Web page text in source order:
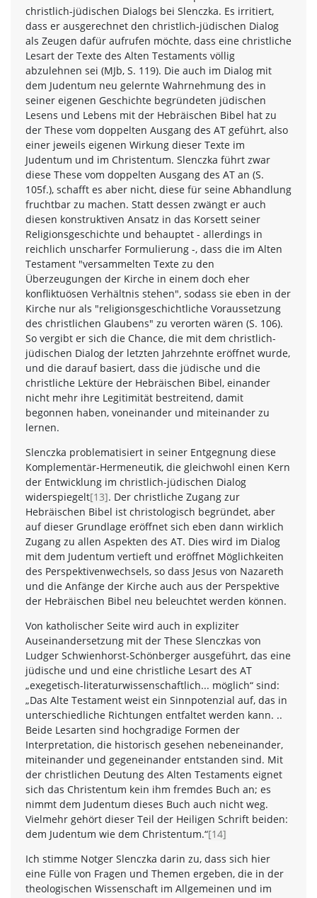
christlich-jüdischen Dialogs bei Slenczka. Es irritiert,
dass er ausgerechnet den christlich-jüdischen Dialog
als Zeugen dafür aufrufen möchte, dass eine christliche
Lesart der Texte des Alten Testaments völlig
abzulehnen sei (MJb, S. 119). Die auch im Dialog mit
dem Judentum neu gelernte Wahrnehmung des in
seiner eigenen Geschichte begründeten jüdischen
Lesens und Lebens mit der Hebräischen Bibel hat zu
der These vom doppelten Ausgang des AT geführt, also
einer jeweils eigenen Wirkung dieser Texte im
Judentum und im Christentum. Slenczka führt zwar
diese These vom doppelten Ausgang des AT an (S.
105f.), schafft es aber nicht, diese für seine Abhandlung
fruchtbar zu machen. Statt dessen zwängt er auch
diesen konstruktiven Ansatz in das Korsett seiner
Religionsgeschichte und behauptet - allerdings in
reichlich unscharfer Formulierung -, dass die im Alten
Testament "versammelten Texte zu den
Überzeugungen der Kirche in einem doch eher
konfliktuösen Verhältnis stehen", sodass sie eben in der
Kirche nur als "religionsgeschichtliche Voraussetzung
des christlichen Glaubens" zu verorten wären (S. 106).
So vergibt er sich die Chance, die mit dem christlich-
jüdischen Dialog der letzten Jahrzehnte eröffnet wurde,
und die darauf basiert, dass die jüdische und die
christliche Lektüre der Hebräischen Bibel, einander
nicht mehr ihre Legitimität bestreitend, damit
begonnen haben, voneinander und miteinander zu
lernen.
Slenczka problematisiert in seiner Entgegnung diese
Komplementär-Hermeneutik, die gleichwohl einen Kern
der Entwicklung im christlich-jüdischen Dialog
widerspiegelt[13]. Der christliche Zugang zur
Hebräischen Bibel ist christologisch begründet, aber
auf dieser Grundlage eröffnet sich eben dann wirklich
Zugang zu allen Aspekten des AT. Dies wird im Dialog
mit dem Judentum vertieft und eröffnet Möglichkeiten
des Perspektivenwechsels, so dass Jesus von Nazareth
und die Anfänge der Kirche auch aus der Perspektive
der Hebräischen Bibel neu beleuchtet werden können.
Von katholischer Seite wird auch in expliziter
Auseinandersetzung mit der These Slenczkas von
Ludger Schwienhorst-Schönberger ausgeführt, das eine
jüdische und und eine christliche Lesart des AT
„exegetisch-literaturwissenschaftlich... möglich“ sind:
„Das Alte Testament weist ein Sinnpotenzial auf, das in
unterschiedliche Richtungen entfaltet werden kann. ..
Beide Lesarten sind hochgradige Formen der
Interpretation, die historisch gesehen nebeneinander,
miteinander und gegeneinander entstanden sind. Mit
der christlichen Deutung des Alten Testaments eignet
sich das Christentum kein ihm fremdes Buch an; es
nimmt dem Judentum dieses Buch auch nicht weg.
Vielmehr gehört dieser Teil der Heiligen Schrift beiden:
dem Judentum wie dem Christentum.“[14]
Ich stimme Notger Slenczka darin zu, dass sich hier
eine Fülle von Fragen und Themen ergeben, die in der
theologischen Wissenschaft im Allgemeinen und im